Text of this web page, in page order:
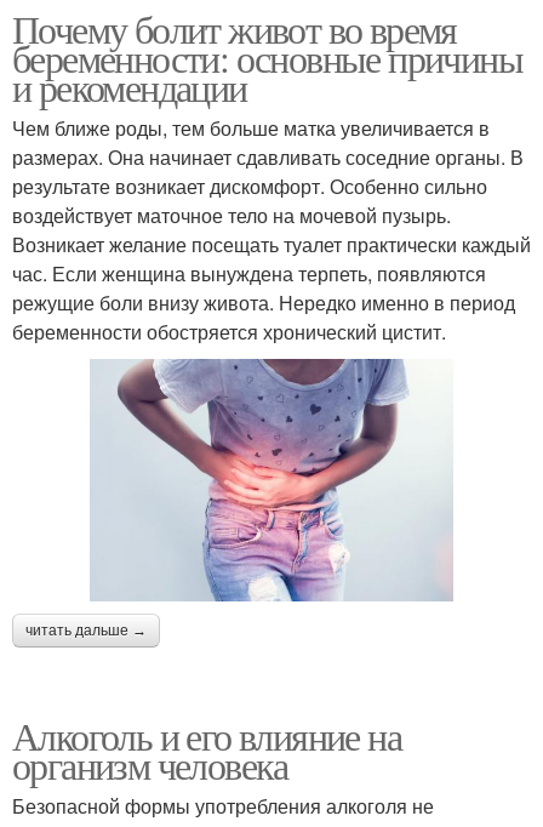
Почему болит живот во время
беременности: основные причины
и рекомендации
Чем ближе роды, тем больше матка увеличивается в
размерах. Она начинает сдавливать соседние органы. В
результате возникает дискомфорт. Особенно сильно
воздействует маточное тело на мочевой пузырь.
Возникает желание посещать туалет практически каждый
час. Если женщина вынуждена терпеть, появляются
режущие боли внизу живота. Нередко именно в период
беременности обостряется хронический цистит.
читать дальше →
Алкоголь и его влияние на
организм человека
Безопасной формы употребления алкоголя не